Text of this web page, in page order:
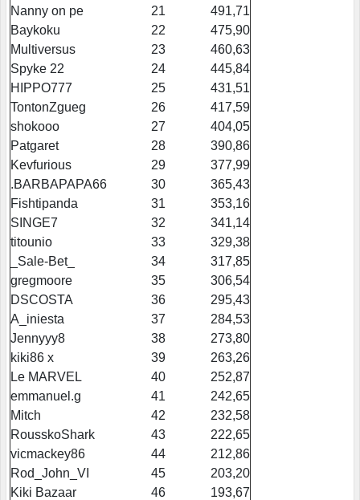
Nanny on pe
21
491,71
Baykoku
22
475,90
Multiversus
23
460,63
Spyke 22
24
445,84
HIPPO777
25
431,51
TontonZgueg
26
417,59
shokooo
27
404,05
Patgaret
28
390,86
Kevfurious
29
377,99
.BARBAPAPA66
30
365,43
Fishtipanda
31
353,16
SINGE7
32
341,14
titounio
33
329,38
_Sale-Bet_
34
317,85
gregmoore
35
306,54
DSCOSTA
36
295,43
A_iniesta
37
284,53
Jennyyy8
38
273,80
kiki86 x
39
263,26
Le MARVEL
40
252,87
emmanuel.g
41
242,65
Mitch
42
232,58
RousskoShark
43
222,65
vicmackey86
44
212,86
Rod_John_VI
45
203,20
Kiki Bazaar
46 193,67